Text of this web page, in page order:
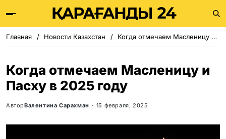
Главная Новости Казахстан Когда отмечаем Масленицу и Пасху в 2025 году
Когда отмечаем Масленицу и
Пасху в 2025 году
АвторВалентина Сарахман 15 февраля, 2025